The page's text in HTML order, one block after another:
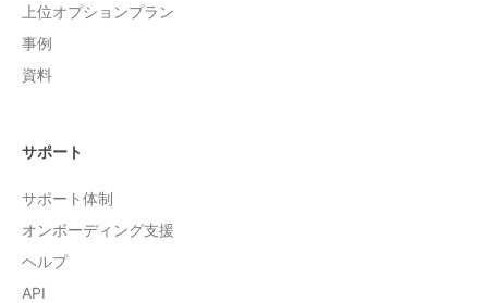
上位オプションプラン
事例
資料
サポート
サポート体制
オンボーディング支援
ヘルプ
API